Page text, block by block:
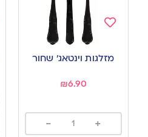
to
מזלגות וינטאג’ שחור
₪6.90
+
-